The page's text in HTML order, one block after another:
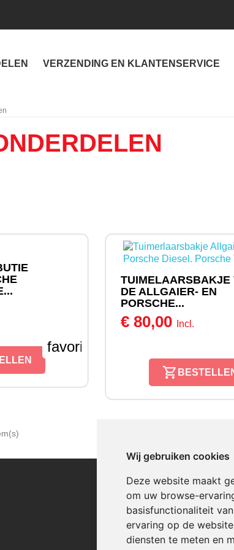
Wij gebruiken cookies
Deze website maakt
om uw browse-
basisfunctionaliteit
ervaring op de
diensten te meten en
VERZENDING EN KLANTENSERVICE
favorite_border
TUIMELAARSBAKJE
DE ALLGAIER- EN
PORSCHE...
€ 80,00 Incl.
CATEGORIEEN
Allgaier
Gebruikte onderdelen
Panzittingen
Porsche